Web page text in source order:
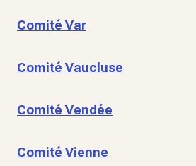
Comité Var
Comité Vaucluse
Comité Vendée
Comité Vienne